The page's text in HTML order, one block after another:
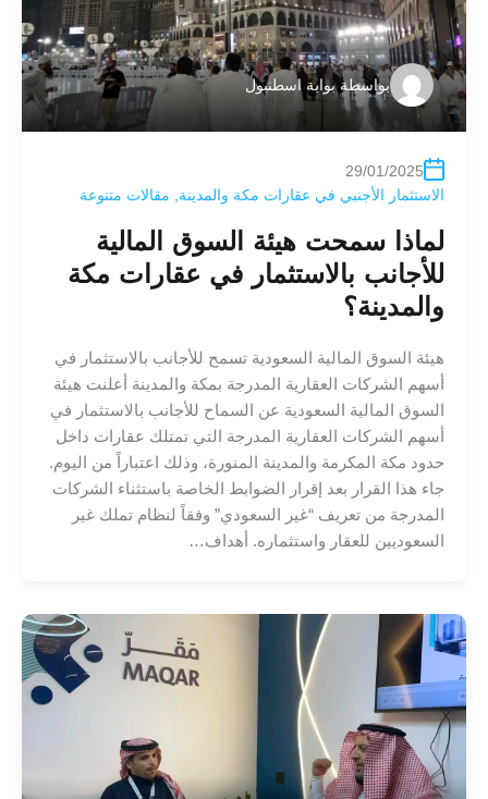
بواسطة بوابة اسطنبول
29/01/2025
الاستثمار الأجنبي في عقارات مكة والمدينة
مقالات متنوعة
لماذا سمحت هيئة السوق المالية
للأجانب بالاستثمار في عقارات مكة
والمدينة؟
هيئة السوق المالية السعودية تسمح للأجانب بالاستثمار في
أسهم الشركات العقارية المدرجة بمكة والمدينة أعلنت هيئة
السوق المالية السعودية عن السماح للأجانب بالاستثمار في
أسهم الشركات العقارية المدرجة التي تمتلك عقارات داخل
حدود مكة المكرمة والمدينة المنورة، وذلك اعتباراً من اليوم.
جاء هذا القرار بعد إقرار الضوابط الخاصة باستثناء الشركات
المدرجة من تعريف “غير السعودي” وفقاً لنظام تملك غير
السعوديين للعقار واستثماره. أهداف…